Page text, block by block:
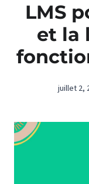
LMS
et la
juillet 2,